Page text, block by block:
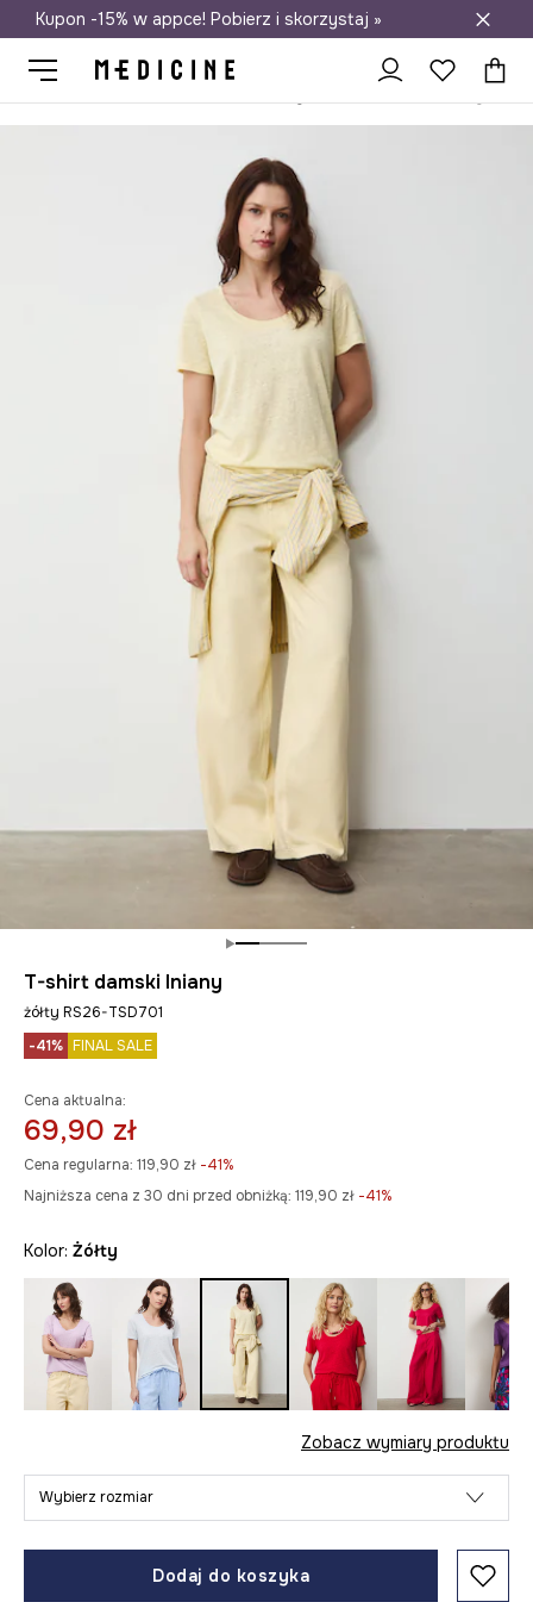
Darmowa dostawa do salonów
Kupon -15% w appce! Pobierz i skorzystaj »
T-shirt damski lniany
żółty RS26-TSD701
-41% FINAL SALE
Cena aktualna:
69,90 zł
Cena regularna: 119,90 zł -41%
Najniższa cena z 30 dni przed obniżką: 119,90 zł -41%
Kolor: żółty
Zobacz wymiary produktu
Wybierz rozmiar
Dodaj do koszyka